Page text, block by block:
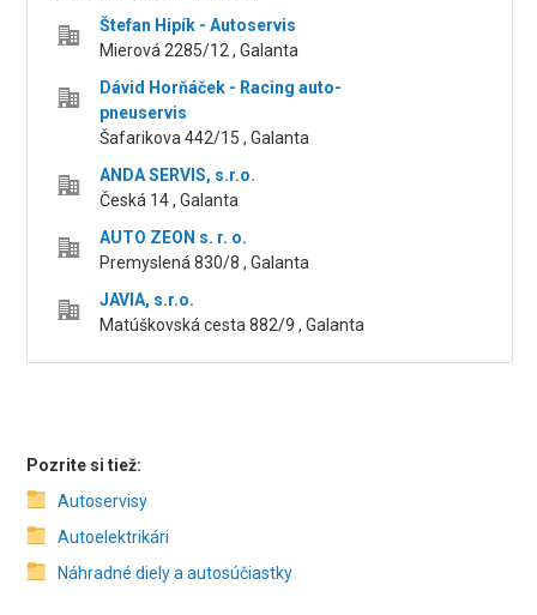
Štefan Hipík - Autoservis
Mierová 2285/12 , Galanta
Dávid Horňáček - Racing auto-
pneuservis
Šafarikova 442/15 , Galanta
ANDA SERVIS, s.r.o.
Česká 14 , Galanta
AUTO ZEON s. r. o.
Premyslená 830/8 , Galanta
JAVIA, s.r.o.
Matúškovská cesta 882/9 , Galanta
Pozrite si tiež:
Autoservisy
Autoelektrikári
Náhradné diely a autosúčiastky